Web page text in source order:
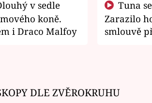
koně.
i Draco Malfoy
Zarazilo
smlouvě
DLE ZVĚROKRUHU